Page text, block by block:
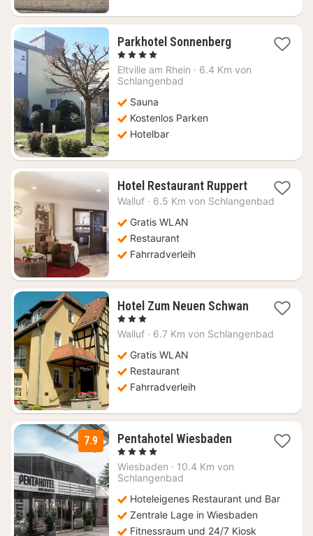
Parkhotel Sonnenberg2
ab
, 4 Sterne
Eltville am Rhein · 6.4 Km von
Schlangenbad
Sauna
Kostenlos Parken
Hotelbar
Hotel Restaurant Ruppert1
Nacht
Walluf · 6.5 Km von Schlangenbad
Gratis WLAN
Restaurant
Fahrradverleih
Hotel Zum Neuen Schwan
1
Nacht
91,68
€
, 3 Sterne
Walluf · 6.7 Km von Schlangenbad
Gratis WLAN
Restaurant
Fahrradverleih
7.9 Pentahotel Wiesbaden1
ab
, 4 Sterne
Wiesbaden · 10.4 Km von
Schlangenbad
Hoteleigenes Restaurant und Bar
Zentrale Lage in Wiesbaden
Fitnessraum und 24/7 Kiosk